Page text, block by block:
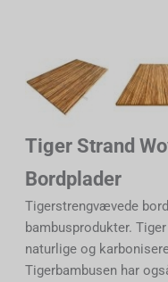
Tiger Strand
Bordplader
Tigerstrengvævede
bambusprodukter.
naturlige og
Tigerbambusen har